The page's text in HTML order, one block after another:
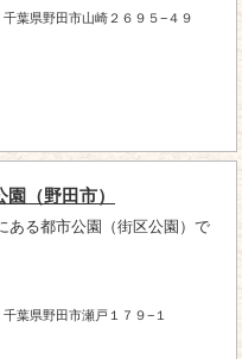
葉県野田市山崎２６９５−４９
園（野田市）
ある都市公園（街区公園）で
葉県野田市瀬戸１７９−１